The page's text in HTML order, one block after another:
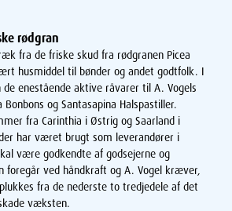
rødgran
fra de friske skud fra rødgranen Picea
husmiddel til bønder og andet godtfolk. I
enestående aktive råvarer til A. Vogels
og Santasapina Halspastiller.
fra Carinthia i Østrig og Saarland i
har været brugt som leverandører i
være godkendte af godsejerne og
foregår ved håndkraft og A. Vogel kræver,
fra de nederste to tredjedele af det
væksten.